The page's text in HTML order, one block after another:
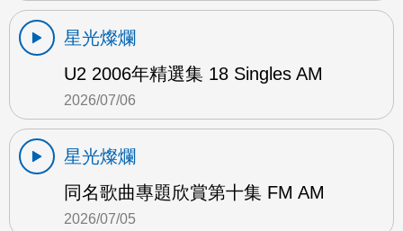
星光燦爛
U2 2006年精選集 18 Singles AM
2026/07/06
星光燦爛
同名歌曲專題欣賞第十集 FM AM
2026/07/05